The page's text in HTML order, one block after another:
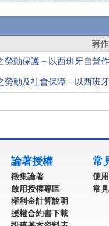
著
勞動保護－以西班牙自營
勞動及社會保障－以西班
論著授權
徵集論著
啟用授權專區
權利金計算說明
授權合約書下載
常
使
常